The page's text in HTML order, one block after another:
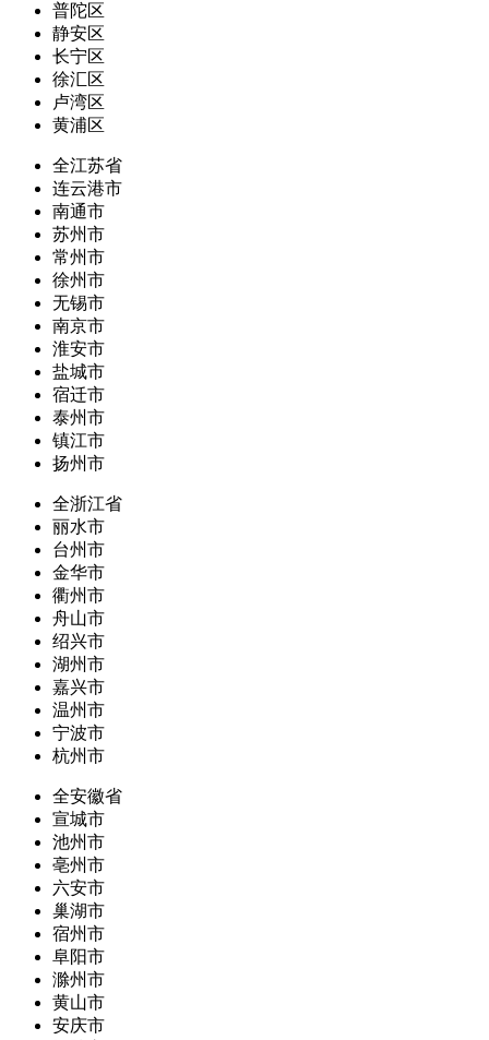
普陀区
静安区
长宁区
徐汇区
卢湾区
黄浦区
全江苏省
连云港市
南通市
苏州市
常州市
徐州市
无锡市
南京市
淮安市
盐城市
宿迁市
泰州市
镇江市
扬州市
全浙江省
丽水市
台州市
金华市
衢州市
舟山市
绍兴市
湖州市
嘉兴市
温州市
宁波市
杭州市
全安徽省
宣城市
池州市
亳州市
六安市
巢湖市
宿州市
阜阳市
滁州市
黄山市
安庆市